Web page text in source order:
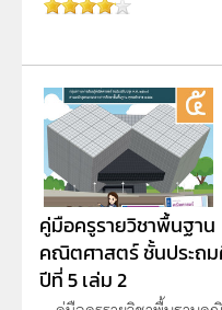
คู่มือครูรายวิชาพื้นฐาน
คณิตศาสตร์ ชั้นประถ
ปีที่ 5 เล่ม 2